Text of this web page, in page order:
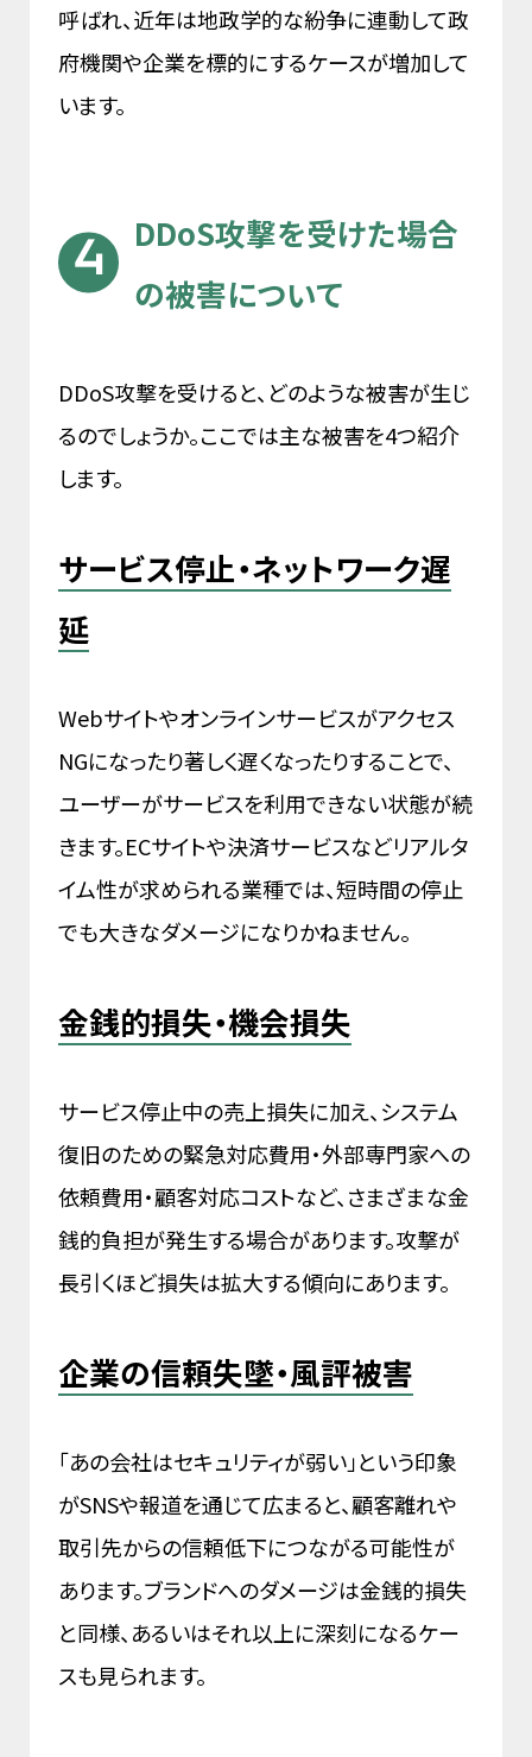
呼ばれ、近年は地政学的な紛争に連動して政
府機関や企業を標的にするケースが増加して
います。
DDoS攻撃を受けた場合
の被害について
DDoS攻撃を受けると、どのような被害が生じ
るのでしょうか。ここでは主な被害を4つ紹介
します。
サービス停止・ネットワーク遅
延
Webサイトやオンラインサービスがアクセス
NGになったり著しく遅くなったりすることで、
ユーザーがサービスを利用できない状態が続
きます。ECサイトや決済サービスなどリアルタ
イム性が求められる業種では、短時間の停止
でも大きなダメージになりかねません。
金銭的損失・機会損失
サービス停止中の売上損失に加え、システム
復旧のための緊急対応費用・外部専門家への
依頼費用・顧客対応コストなど、さまざまな金
銭的負担が発生する場合があります。攻撃が
長引くほど損失は拡大する傾向にあります。
企業の信頼失墜・風評被害
「あの会社はセキュリティが弱い」という印象
がSNSや報道を通じて広まると、顧客離れや
取引先からの信頼低下につながる可能性が
あります。ブランドへのダメージは金銭的損失
と同様、あるいはそれ以上に深刻になるケー
スも見られます。